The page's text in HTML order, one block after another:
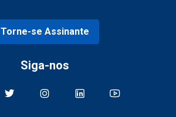
Torne-se Assinante
Siga-nos